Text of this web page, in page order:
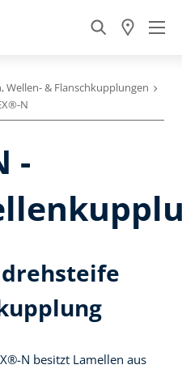
Wellen- & Flanschkupplungen
N
-
N besitzt Lamellen aus